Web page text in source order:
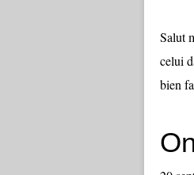
Salut
celui
bien